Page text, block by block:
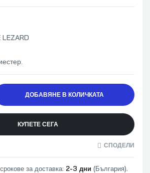
LEZARD
ДОБАВЯНЕ В КОЛИЧКАТА
КУПЕТЕ СЕГА
СПОДЕЛИ
за доставка: 2-3 дни (България).